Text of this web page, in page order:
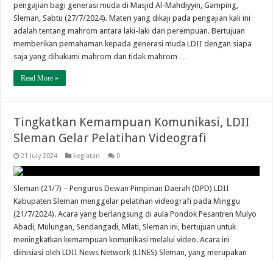
pengajian bagi generasi muda di Masjid Al-Mahdiyyin, Gamping,
Sleman, Sabtu (27/7/2024). Materi yang dikaji pada pengajian kali ini
adalah tentang mahrom antara laki-laki dan perempuan. Bertujuan
memberikan pemahaman kepada generasi muda LDII dengan siapa
saja yang dihukumi mahrom dan tidak mahrom …
Read More »
Tingkatkan Kemampuan Komunikasi, LDII
Sleman Gelar Pelatihan Videografi
21 July 2024 kegiatan 0
Sleman (21/7) – Pengurus Dewan Pimpinan Daerah (DPD) LDII
Kabupaten Sleman menggelar pelatihan videografi pada Minggu
(21/7/2024). Acara yang berlangsung di aula Pondok Pesantren Mulyo
Abadi, Mulungan, Sendangadi, Mlati, Sleman ini, bertujuan untuk
meningkatkan kemampuan komunikasi melalui video. Acara ini
diinisiasi oleh LDII News Network (LINES) Sleman, yang merupakan